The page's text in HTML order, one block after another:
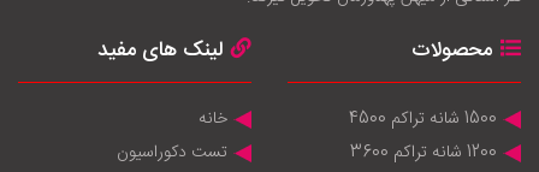
محصولات
1500 شانه تراکم 4500
1200 شانه تراکم 3600
لینک های مفید
خانه
تست دکوراسیون